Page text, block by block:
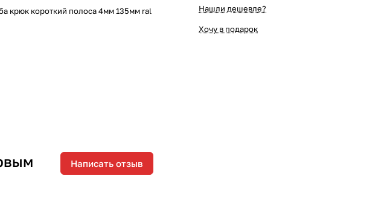
крюк короткий полоса 4мм 135мм ral
Нашли дешевле?
Хочу в подарок
Написать отзыв